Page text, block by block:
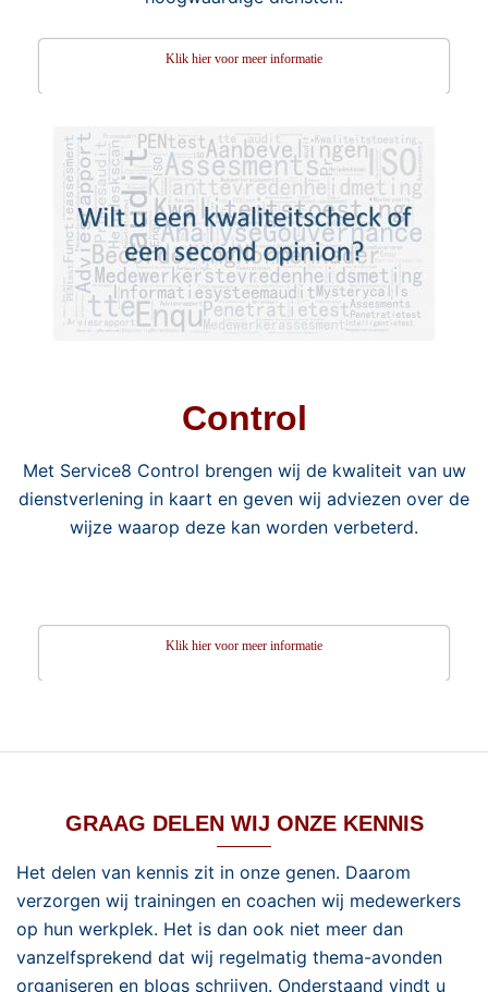
Klik hier voor meer informatie
Control
Met Service8 Control brengen wij de kwaliteit van uw
dienstverlening in kaart en geven wij adviezen over de
wijze waarop deze kan worden verbeterd.
Klik hier voor meer informatie
GRAAG DELEN WIJ ONZE KENNIS
Het delen van kennis zit in onze genen. Daarom
verzorgen wij trainingen en coachen wij medewerkers
op hun werkplek. Het is dan ook niet meer dan
vanzelfsprekend dat wij regelmatig thema-avonden
organiseren en blogs schrijven. Onderstaand vindt u